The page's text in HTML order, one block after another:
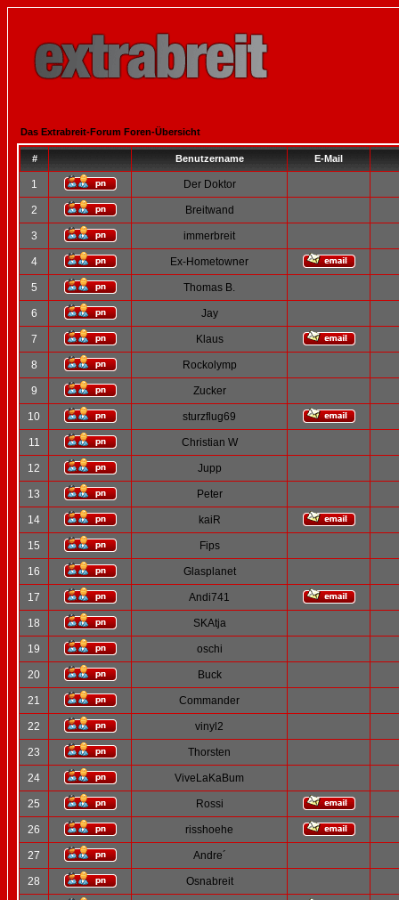
Das Extrabreit-Forum Foren-Übersicht
# Benutzername E-Mail
1 Der Doktor
2 Breitwand
3 immerbreit
4 Ex-Hometowner
5 Thomas B.
6 Jay
7 Klaus
8 Rockolymp
9 Zucker
10 sturzflug69
11 Christian W
12 Jupp
13 Peter
14 kaiR
15 Fips
16 Glasplanet
17 Andi741
18 SKAtja
19 oschi
20 Buck
21 Commander
22 vinyl2
23 Thorsten
24 ViveLaKaBum
25 Rossi
26 risshoehe
27 Andre´
28 Osnabreit